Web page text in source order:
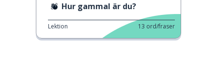
Hur gammal är du?
Lektion 13 ord/fraser